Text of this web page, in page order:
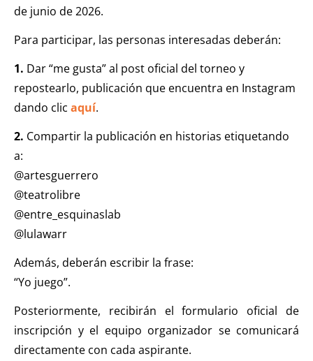
de junio de 2026.
Para participar, las personas interesadas deberán:
1. Dar “me gusta” al post oficial del torneo y
repostearlo, publicación que encuentra en Instagram
dando clic aquí.
2. Compartir la publicación en historias etiquetando
a:
@artesguerrero
@teatrolibre
@entre_esquinaslab
@lulawarr
Además, deberán escribir la frase:
“Yo juego”.
Posteriormente, recibirán el formulario oficial de
inscripción y el equipo organizador se comunicará
directamente con cada aspirante.